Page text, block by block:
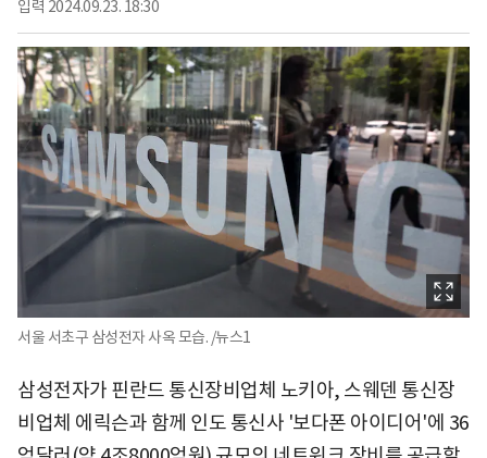
입력 2024.09.23. 18:30
서울 서초구 삼성전자 사옥 모습. /뉴스1
삼성전자가 핀란드 통신장비업체 노키아, 스웨덴 통신장
비업체 에릭슨과 함께 인도 통신사 '보다폰 아이디어'에 36